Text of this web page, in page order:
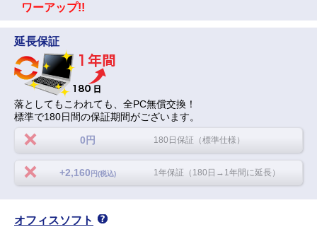
ワーアップ!!
延長保証
落としてもこわれても、全PC無償交換！
標準で180日間の保証期間がございます。
0円 180日保証（標準仕様）
+2,160 円(税込) 1年保証（180日→1年間に延長）
オフィスソフト